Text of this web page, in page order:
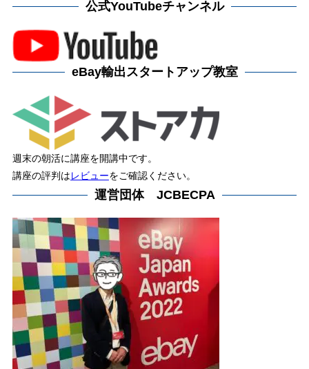
公式YouTubeチャンネル
eBay輸出スタートアップ教室
週末の朝活に講座を開講中です。
講座の評判はレビューをご確認ください。
運営団体 JCBECPA